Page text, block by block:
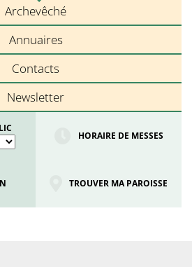
Archevêché
Annuaires
Contacts
Newsletter
HORAIRE DE MESSES
TROUVER MA PAROISSE